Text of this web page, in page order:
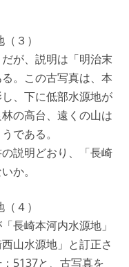
３）
が、説明は「明治末
。この古写真は、本
、下に低部水源地が
の高台、遠くの山は
である。
説明どおり、「長崎
か。
４）
長崎本河内水源地」
山水源地」と訂正さ
5137と、古写真を